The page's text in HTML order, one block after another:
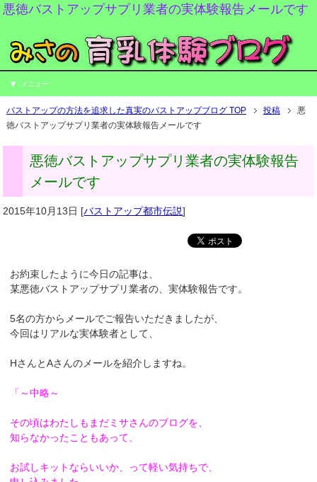
悪徳バストアップサプリ業者の実体験報告メールです
メニュー
バストアップの方法を追求した真実のバストアップブログ TOP 投稿
悪
徳バストアップサプリ業者の実体験報告メールです
悪徳バストアップサプリ業者の実体験報告
メールです
2015年10月13日 [バストアップ都市伝説]
お約束したように今日の記事は、
某悪徳バストアップサプリ業者の、実体験報告です。
5名の方からメールでご報告いただきましたが、
今回はリアルな実体験者として、
HさんとAさんのメールを紹介しますね。
「～中略～
その頃はわたしもまだミサさんのブログを、
知らなかったこともあって、
お試しキットならいいか、って軽い気持ちで、